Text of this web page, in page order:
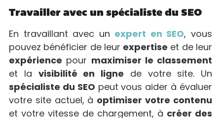
Travailler avec un spécialiste du SEO
En travaillant avec un expert en SEO, vous
pouvez bénéficier de leur expertise et de leur
expérience pour maximiser le classement
et la visibilité en ligne de votre site. Un
spécialiste du SEO peut vous aider à évaluer
votre site actuel, à optimiser votre contenu
et votre vitesse de chargement, à créer des